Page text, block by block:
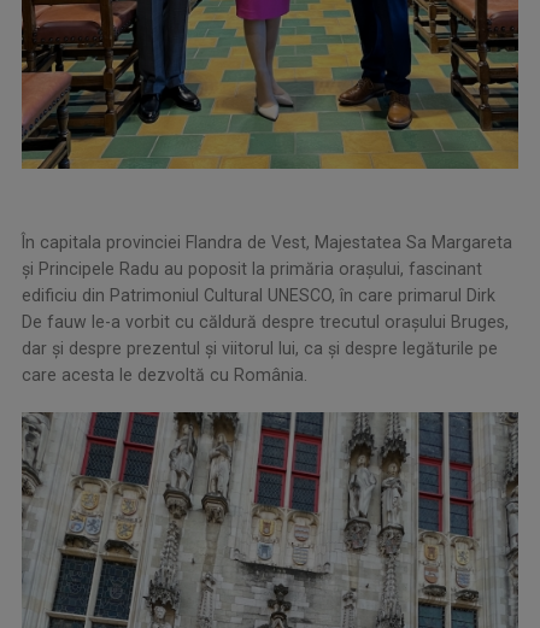
În capitala provinciei Flandra de Vest, Majestatea Sa Margareta
și Principele Radu au poposit la primăria orașului, fascinant
edificiu din Patrimoniul Cultural UNESCO, în care primarul Dirk
De fauw le-a vorbit cu căldură despre trecutul orașului Bruges,
dar și despre prezentul și viitorul lui, ca și despre legăturile pe
care acesta le dezvoltă cu România.